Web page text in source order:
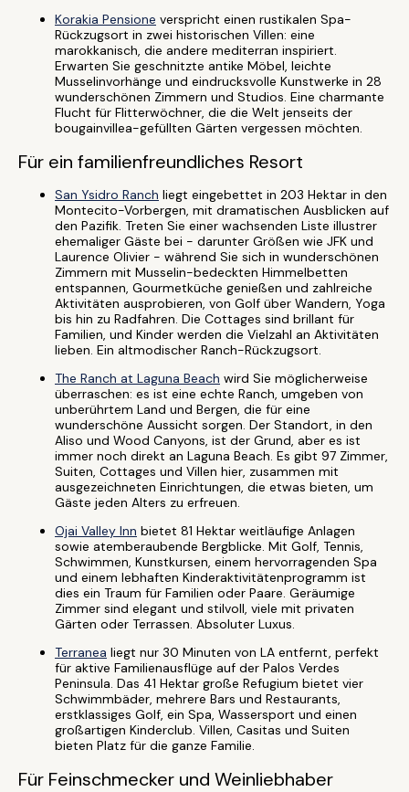
Korakia Pensione verspricht einen rustikalen Spa-
Rückzugsort in zwei historischen Villen: eine
marokkanisch, die andere mediterran inspiriert.
Erwarten Sie geschnitzte antike Möbel, leichte
Musselinvorhänge und eindrucksvolle Kunstwerke in 28
wunderschönen Zimmern und Studios. Eine charmante
Flucht für Flitterwöchner, die die Welt jenseits der
bougainvillea-gefüllten Gärten vergessen möchten.
Für ein familienfreundliches Resort
San Ysidro Ranch liegt eingebettet in 203 Hektar in den
Montecito-Vorbergen, mit dramatischen Ausblicken auf
den Pazifik. Treten Sie einer wachsenden Liste illustrer
ehemaliger Gäste bei - darunter Größen wie JFK und
Laurence Olivier - während Sie sich in wunderschönen
Zimmern mit Musselin-bedeckten Himmelbetten
entspannen, Gourmetküche genießen und zahlreiche
Aktivitäten ausprobieren, von Golf über Wandern, Yoga
bis hin zu Radfahren. Die Cottages sind brillant für
Familien, und Kinder werden die Vielzahl an Aktivitäten
lieben. Ein altmodischer Ranch-Rückzugsort.
The Ranch at Laguna Beach wird Sie möglicherweise
überraschen: es ist eine echte Ranch, umgeben von
unberührtem Land und Bergen, die für eine
wunderschöne Aussicht sorgen. Der Standort, in den
Aliso und Wood Canyons, ist der Grund, aber es ist
immer noch direkt an Laguna Beach. Es gibt 97 Zimmer,
Suiten, Cottages und Villen hier, zusammen mit
ausgezeichneten Einrichtungen, die etwas bieten, um
Gäste jeden Alters zu erfreuen.
Ojai Valley Inn bietet 81 Hektar weitläufige Anlagen
sowie atemberaubende Bergblicke. Mit Golf, Tennis,
Schwimmen, Kunstkursen, einem hervorragenden Spa
und einem lebhaften Kinderaktivitätenprogramm ist
dies ein Traum für Familien oder Paare. Geräumige
Zimmer sind elegant und stilvoll, viele mit privaten
Gärten oder Terrassen. Absoluter Luxus.
Terranea liegt nur 30 Minuten von LA entfernt, perfekt
für aktive Familienausflüge auf der Palos Verdes
Peninsula. Das 41 Hektar große Refugium bietet vier
Schwimmbäder, mehrere Bars und Restaurants,
erstklassiges Golf, ein Spa, Wassersport und einen
großartigen Kinderclub. Villen, Casitas und Suiten
bieten Platz für die ganze Familie.
Für Feinschmecker und Weinliebhaber